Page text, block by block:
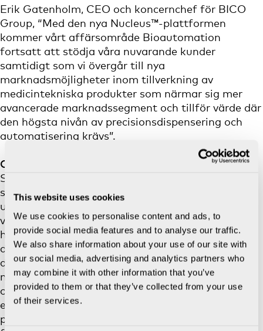
This website uses cookies
We use cookies to personalise content and ads, to
provide social media features and to analyse our traffic.
We also share information about your use of our site with
our social media, advertising and analytics partners who
may combine it with other information that you’ve
provided to them or that they’ve collected from your use
of their services.
Erik Gatenholm, CEO och koncernchef för BICO
Group, “Med den nya Nucleus™-plattformen
kommer vårt affärsområde Bioautomation
fortsatt att stödja våra nuvarande kunder
samtidigt som vi övergår till nya
marknadsmöjligheter inom tillverkning av
medicintekniska produkter som närmar sig mer
avancerade marknadssegment och tillför värde där
den högsta nivån av precisionsdispensering och
automatisering krävs”.
Om SCIENION
SCIENION, ett BICO-företag, är en välkänd
specialist på precisionshantering av vätskor med
ultralåg volym i intervallet pikoliter till mikroliter,
vilket möjliggör tillämpningar från forskning till
högkapacitetsproduktion av analyser inom
diagnostik och biovetenskap. För att tillgodose de
dynamiskt ökande behoven av miniatyrisering och
multiplexanalyser, är SCIENION en ISO 9001:2015
certifierad leverantör av kompletta lösningar som
erbjuder en unik portfölj av automatiserade
precisionsdispenseringssystem, läsare,